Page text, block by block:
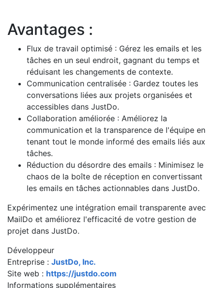
Avantages :
Flux de travail optimisé : Gérez les emails et les
tâches en un seul endroit, gagnant du temps et
réduisant les changements de contexte.
Communication centralisée : Gardez toutes les
conversations liées aux projets organisées et
accessibles dans JustDo.
Collaboration améliorée : Améliorez la
communication et la transparence de l'équipe en
tenant tout le monde informé des emails liés aux
tâches.
Réduction du désordre des emails : Minimisez le
chaos de la boîte de réception en convertissant
les emails en tâches actionnables dans JustDo.
Expérimentez une intégration email transparente avec
MailDo et améliorez l'efficacité de votre gestion de
projet dans JustDo.
Développeur
Entreprise : JustDo, Inc.
Site web : https://justdo.com
Informations supplémentaires